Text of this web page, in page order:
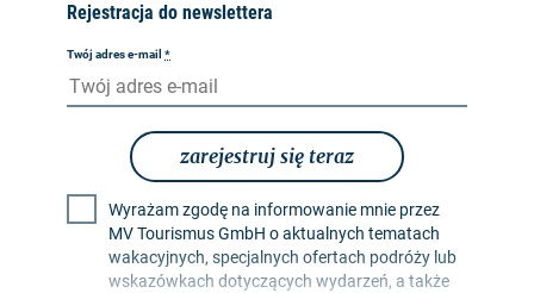
Rejestracja do newslettera
Twój adres e-mail *
zarejestruj się teraz
Wyrażam zgodę na informowanie mnie przez
MV Tourismus GmbH o aktualnych tematach
wakacyjnych, specjalnych ofertach podróży lub
wskazówkach dotyczących wydarzeń, a także